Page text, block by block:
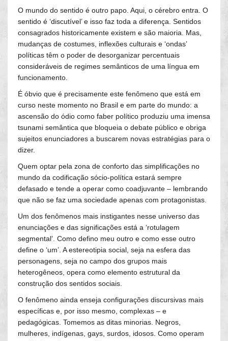
O mundo do sentido é outro papo. Aqui, o cérebro entra. O
sentido é ‘discutível’ e isso faz toda a diferença. Sentidos
consagrados historicamente existem e são maioria. Mas,
mudanças de costumes, inflexões culturais e ‘ondas’
políticas têm o poder de desorganizar percentuais
consideráveis de regimes semânticos de uma língua em
funcionamento.
É óbvio que é precisamente este fenômeno que está em
curso neste momento no Brasil e em parte do mundo: a
ascensão do ódio como faber político produziu uma imensa
tsunami semântica que bloqueia o debate público e obriga
sujeitos enunciadores a buscarem novas estratégias para o
dizer.
Quem optar pela zona de conforto das simplificações no
mundo da codificação sócio-política estará sempre
defasado e tende a operar como coadjuvante – lembrando
que não se faz uma sociedade apenas com protagonistas.
Um dos fenômenos mais instigantes nesse universo das
enunciações e das significações está a ‘rotulagem
segmental’. Como defino meu outro e como esse outro
define o ‘um’. A estereotipia social, seja na esfera das
personagens, seja no campo dos grupos mais
heterogêneos, opera como elemento estrutural da
construção dos sentidos sociais.
O fenômeno ainda enseja configurações discursivas mais
específicas e, por isso mesmo, complexas – e
pedagógicas. Tomemos as ditas minorias. Negros,
mulheres, indígenas, gays, surdos, idosos. Como operam